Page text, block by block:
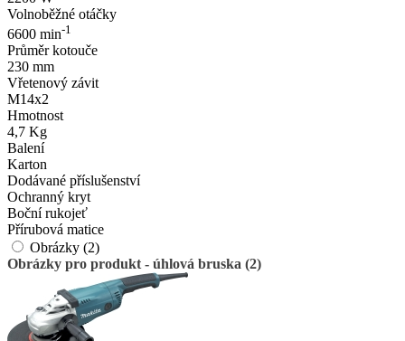
Volnoběžné otáčky
6600 min-1
Průměr kotouče
230 mm
Vřetenový závit
M14x2
Hmotnost
4,7 Kg
Balení
Karton
Dodávané příslušenství
Ochranný kryt
Boční rukojeť
Přírubová matice
Obrázky (2)
Obrázky pro produkt - úhlová bruska (2)